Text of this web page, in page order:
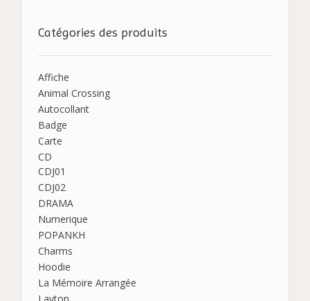
Catégories des produits
Affiche
Animal Crossing
Autocollant
Badge
Carte
CD
CDJ01
CDJ02
DRAMA
Numerique
POPANKH
Charms
Hoodie
La Mémoire Arrangée